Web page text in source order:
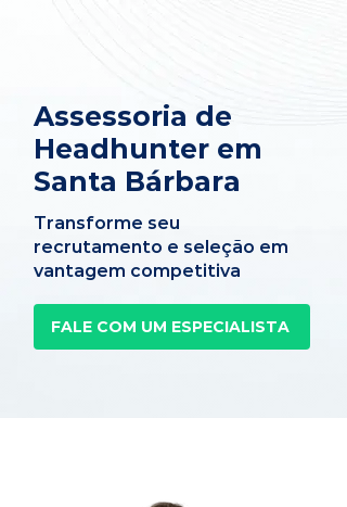
Assessoria de
Headhunter em
Santa Bárbara
Transforme seu
recrutamento e seleção em
vantagem competitiva
FALE COM UM ESPECIALISTA